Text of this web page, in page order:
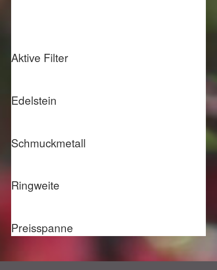
Aktive Filter
Edelstein
Schmuckmetall
Ringweite
Preisspanne